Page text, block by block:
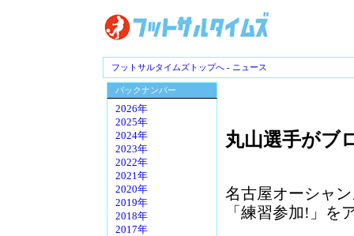
フットサルタイムズトップへ - ニュース
バックナンバー
2026年
2025年
2024年
2023年
2022年
2021年
2020年
2019年
2018年
2017年
丸山選手がブ
名古屋オーシャ
「練習参加!」を